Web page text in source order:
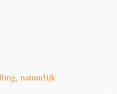
natuurlijk